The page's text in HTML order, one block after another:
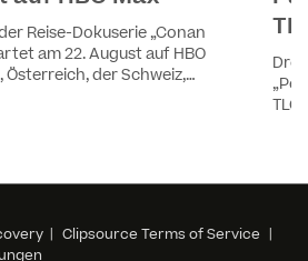
Reise-Dokuserie „Conan
am 22. August auf HBO
Österreich, der Schweiz,
TLC
| Clipsource Terms of Service |